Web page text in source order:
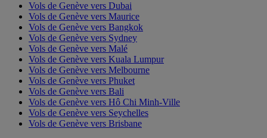
Vols de Genève vers Dubai
Vols de Genève vers Maurice
Vols de Genève vers Bangkok
Vols de Genève vers Sydney
Vols de Genève vers Malé
Vols de Genève vers Kuala Lumpur
Vols de Genève vers Melbourne
Vols de Genève vers Phuket
Vols de Genève vers Bali
Vols de Genève vers Hô Chi Minh-Ville
Vols de Genève vers Seychelles
Vols de Genève vers Brisbane